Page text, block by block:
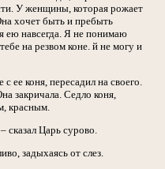
У женщины, которая рожает
хочет быть и пребыть
ею навсегда. Я не понимаю
на резвом коне. й не могу и
ее коня, пересадил на своего.
закричала. Седло коня,
красным.
сказал Царь сурово.
задыхаясь от слез.